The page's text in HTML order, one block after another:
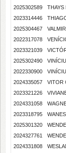
2025302589
THAYS
2023314446
2025304467
2022317078
2023321039
2025302490
2022330900
2024335057
VITOR
2023321226
2024331058
2023318795
2025301320
2024327761
2024331808